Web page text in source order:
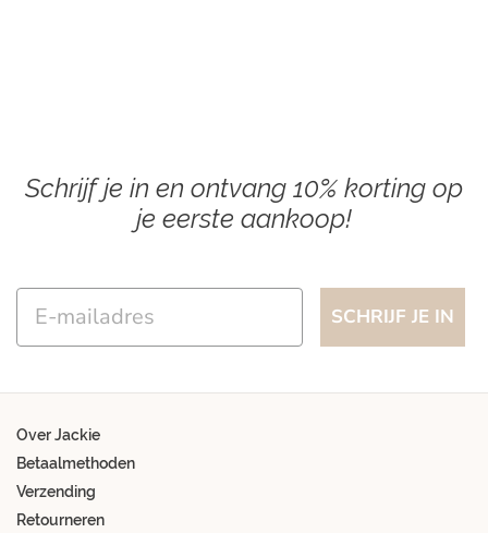
Schrijf je in en ontvang 10% korting op
je eerste aankoop!
Email
SCHRIJF JE IN
Over Jackie
Betaalmethoden
Verzending
Retourneren